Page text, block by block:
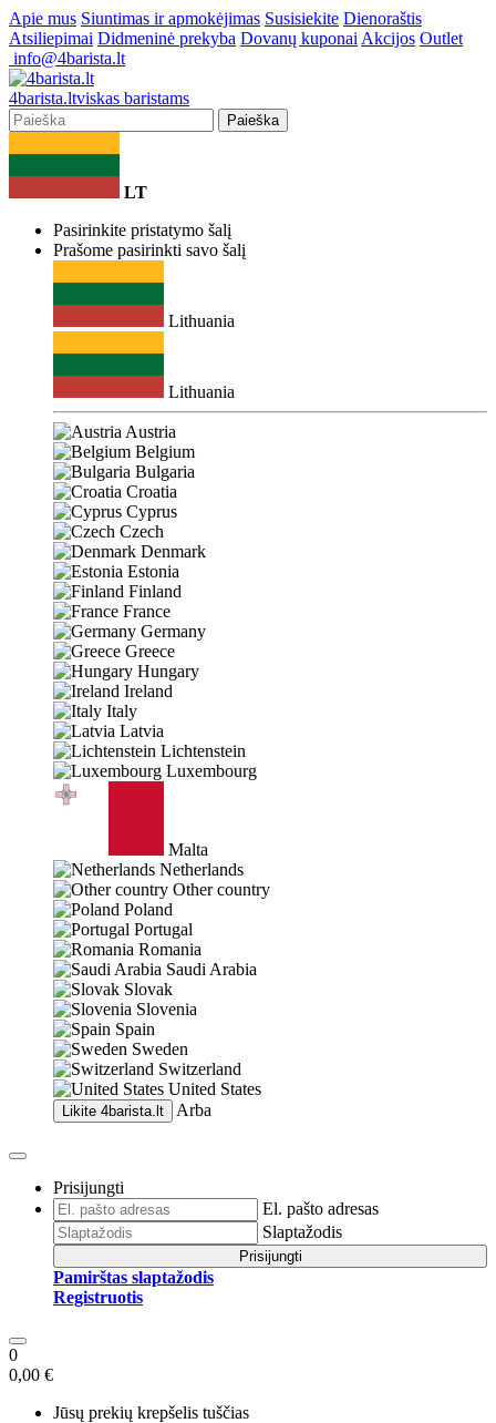
Apie mus Siuntimas ir apmokėjimas Susisiekite Dienoraštis
Atsiliepimai Didmeninė prekyba Dovanų kuponai Akcijos Outlet
info@4barista.lt
4barista.ltviskas baristams
Paieška
LT
Pasirinkite pristatymo šalį
Prašome pasirinkti savo šalį
Lithuania
Lithuania
Austria
Belgium
Bulgaria
Croatia
Cyprus
Czech
Denmark
Estonia
Finland
France
Germany
Greece
Hungary
Ireland
Italy
Latvia
Lichtenstein
Luxembourg
Malta
Netherlands
Other country
Poland
Portugal
Romania
Saudi Arabia
Slovak
Slovenia
Spain
Sweden
Switzerland
United States
Likite 4barista.lt Arba
Prisijungti
El. pašto adresas
Slaptažodis
Prisijungti
Pamirštas slaptažodis
Registruotis
0
0,00 €
Jūsų prekių krepšelis tuščias